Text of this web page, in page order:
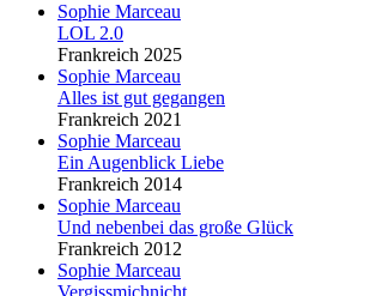
Sophie Marceau
LOL 2.0
Frankreich 2025
Sophie Marceau
Alles ist gut gegangen
Frankreich 2021
Sophie Marceau
Ein Augenblick Liebe
Frankreich 2014
Sophie Marceau
Und nebenbei das große Glück
Frankreich 2012
Sophie Marceau